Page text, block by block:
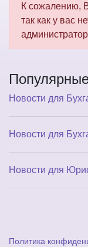
К сожалению,
так как у вас
Новости для
Новости для
Новости для
Политика